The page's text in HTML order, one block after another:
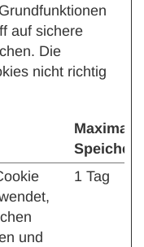
auf sichere
Die
nicht richtig
Maximale
und
1 Tag